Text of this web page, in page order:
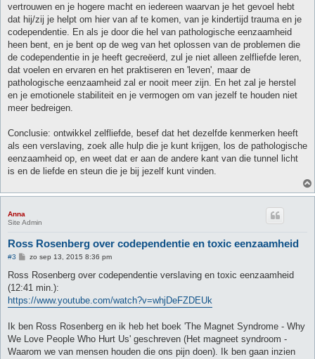
vertrouwen en je hogere macht en iedereen waarvan je het gevoel hebt
dat hij/zij je helpt om hier van af te komen, van je kindertijd trauma en je
codependentie. En als je door die hel van pathologische eenzaamheid
heen bent, en je bent op de weg van het oplossen van de problemen die
de codependentie in je heeft gecreëerd, zul je niet alleen zelfliefde leren,
dat voelen en ervaren en het praktiseren en 'leven', maar de
pathologische eenzaamheid zal er nooit meer zijn. En het zal je herstel
en je emotionele stabiliteit en je vermogen om van jezelf te houden niet
meer bedreigen.
Conclusie: ontwikkel zelfliefde, besef dat het dezelfde kenmerken heeft
als een verslaving, zoek alle hulp die je kunt krijgen, los de pathologische
eenzaamheid op, en weet dat er aan de andere kant van die tunnel licht
is en de liefde en steun die je bij jezelf kunt vinden.
Anna
Site Admin
Ross Rosenberg over codependentie en toxic eenzaamheid
#3
B
r
c
h
t
zo sep 13, 2015 8:36 pm
Ross Rosenberg over codependentie verslaving en toxic eenzaamheid
(12:41 min.):
https://www.youtube.com/watch?v=whjDeFZDEUk
Ik ben Ross Rosenberg en ik heb het boek 'The Magnet Syndrome - Why
We Love People Who Hurt Us' geschreven (Het magneet syndroom -
Waarom we van mensen houden die ons pijn doen). Ik ben gaan inzien